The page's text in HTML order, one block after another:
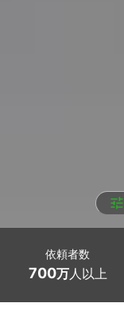
依頼者数
700万人以上